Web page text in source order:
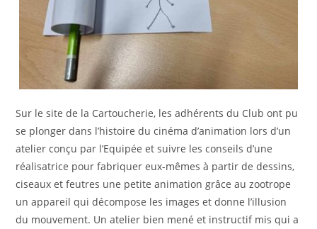
Sur le site de la Cartoucherie, les adhérents du Club ont pu
se plonger dans l’histoire du cinéma d’animation lors d’un
atelier conçu par l’Equipée et suivre les conseils d’une
réalisatrice pour fabriquer eux-mêmes à partir de dessins,
ciseaux et feutres une petite animation grâce au zootrope
un appareil qui décompose les images et donne l’illusion
du mouvement. Un atelier bien mené et instructif mis qui a